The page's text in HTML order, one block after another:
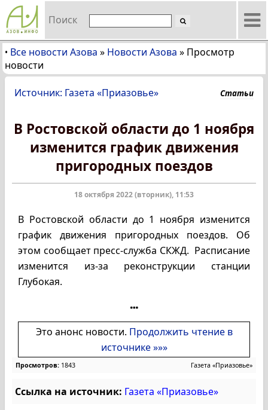
Поиск
• Все новости Азова » Новости Азова » Просмотр
новости
Источник: Газета «Приазовье» Статьи
В Ростовской области до 1 ноября
изменится график движения
пригородных поездов
18 октября 2022 (вторник), 11:53
В Ростовской области до 1 ноября изменится
график движения пригородных поездов. Об
этом сообщает пресс-служба СКЖД. Расписание
изменится из-за реконструкции станции
Глубокая.
Это анонс новости. Продолжить чтение в
источнике »»»
Просмотров: 1843 Газета «Приазовье»
Ссылка на источник: Газета «Приазовье»